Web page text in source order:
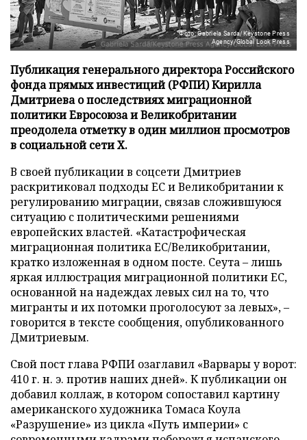
Фото: Gabriela Sarda/Keystone Press
Agency/Global Look Press
Публикация генерального директора Российского
фонда прямых инвестиций (РФПИ) Кирилла
Дмитриева о последствиях миграционной
политики Евросоюза и Великобритании
преодолела отметку в один миллион просмотров
в социальной сети X.
В своей публикации в соцсети Дмитриев
раскритиковал подходы ЕС и Великобритании к
регулированию миграции, связав сложившуюся
ситуацию с политическими решениями
европейских властей. «Катастрофическая
миграционная политика ЕС/Великобритании,
кратко изложенная в одном посте. Сеута – лишь
яркая иллюстрация миграционной политики ЕС,
основанной на надеждах левых сил на то, что
мигранты и их потомки проголосуют за левых», –
говорится в тексте сообщения, опубликованного
Дмитриевым.
Свой пост глава РФПИ озаглавил «Варвары у ворот:
410 г. н. э. против наших дней». К публикации он
добавил коллаж, в котором сопоставил картину
американского художника Томаса Коула
«Разрушение» из цикла «Путь империи» с